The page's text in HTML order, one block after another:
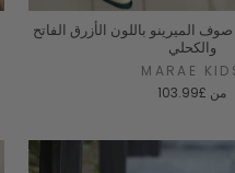
الميرينو باللون الأزرق الفاتح
والكحلي
MARAE
من £103.99